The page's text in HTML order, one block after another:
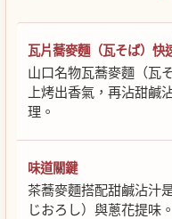
瓦片蕎麥麵（瓦そば）快
山口名物瓦蕎麥麵（瓦
上烤出香氣，再沾甜鹹
理。
味道關鍵
茶蕎麥麵搭配甜鹹沾汁
じおろし）與蔥花提味。